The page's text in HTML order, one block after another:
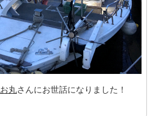
丸さんにお世話になりました！